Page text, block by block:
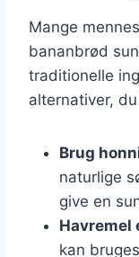
Mange
bananbrød
traditionelle
alternativer,
Brug
naturlige
give en
Havremel
kan